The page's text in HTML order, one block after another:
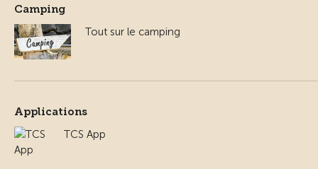
Camping
Tout sur le camping
Applications
TCS App